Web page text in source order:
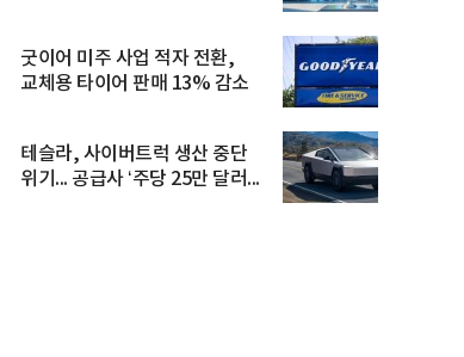
굿이어 미주 사업 적자 전환,
교체용 타이어 판매 13% 감소
테슬라, 사이버트럭 생산 중단
위기... 공급사 ‘주당 25만 달러...